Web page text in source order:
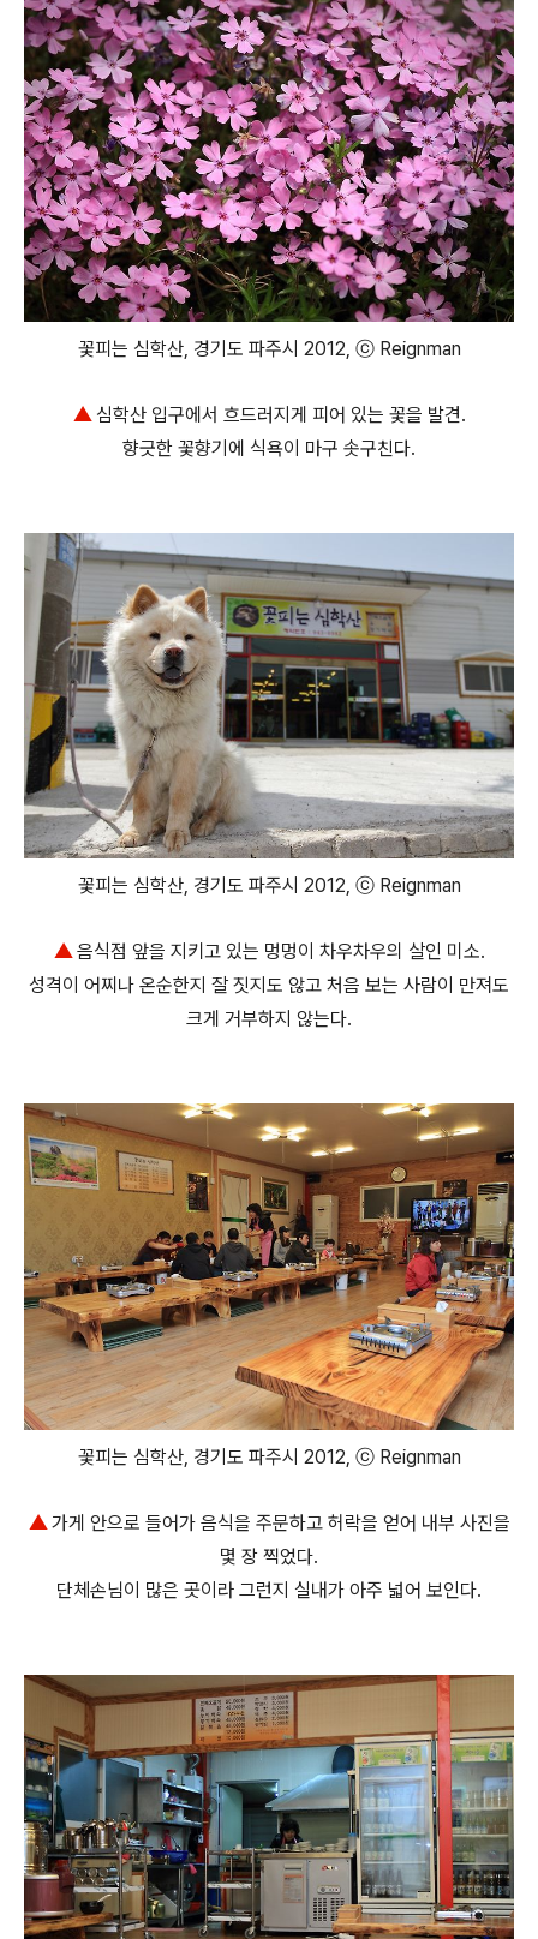
꽃피는 심학산, 경기도 파주시 2012, ⓒ Reignman
▲심학산 입구에서 흐드러지게 피어 있는 꽃을 발견.
향긋한 꽃향기에 식욕이 마구 솟구친다.
꽃피는 심학산, 경기도 파주시 2012, ⓒ Reignman
▲음식점 앞을 지키고 있는 멍멍이 차우차우의 살인 미소.
성격이 어찌나 온순한지 잘 짓지도 않고 처음 보는 사람이 만져도
크게 거부하지 않는다.
꽃피는 심학산, 경기도 파주시 2012, ⓒ Reignman
▲가게 안으로 들어가 음식을 주문하고 허락을 얻어 내부 사진을
몇 장 찍었다.
단체손님이 많은 곳이라 그런지 실내가 아주 넓어 보인다.